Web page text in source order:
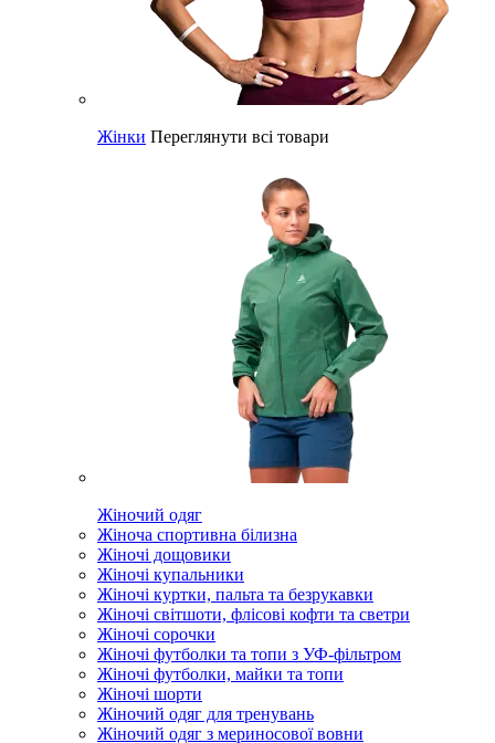
Жінки Переглянути всі товари
Жіночий одяг
Жіноча спортивна білизна
Жіночі дощовики
Жіночі купальники
Жіночі куртки, пальта та безрукавки
Жіночі світшоти, флісові кофти та светри
Жіночі сорочки
Жіночі футболки та топи з УФ-фільтром
Жіночі футболки, майки та топи
Жіночі шорти
Жіночий одяг для тренувань
Жіночий одяг з мериносової вовни